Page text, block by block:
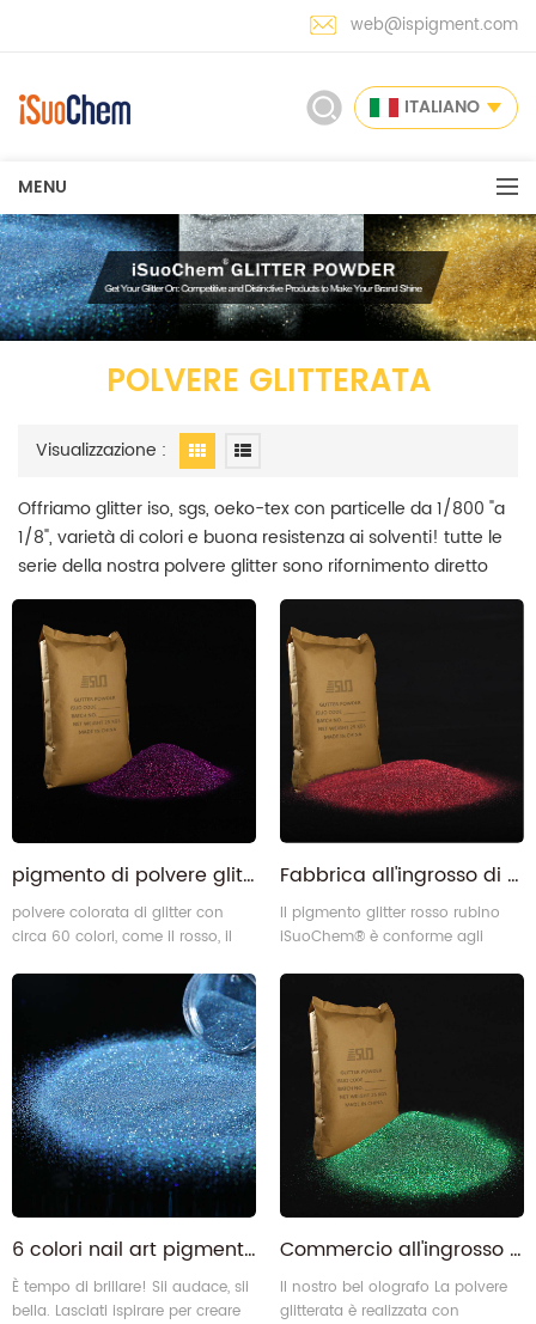
web@ispigment.com
ITALIANO
MENU
POLVERE GLITTERATA
Visualizzazione :
Offriamo glitter iso, sgs, oeko-tex con particelle da 1/800 "a
1/8", varietà di colori e buona resistenza ai solventi! tutte le
serie della nostra polvere glitter sono rifornimento diretto
della fabbrica. iSuoChem è il principale produttore di polveri
glitter in Cina.
pigmento di polvere glitter viola extra fine viola
polvere colorata di glitter con
circa 60 colori, come il rosso, il
sgs, test di estensione, buona
resistenza ai solventi, resistenza
alle alte temperature.
Fabbrica all'ingrosso di pigmenti glitterati rosso rubino senza BPA
Il pigmento glitter rosso rubino
iSuoChem® è conforme agli
REACH e OEKO-TEXT Standard
100. Essendo il principale
produttore di pigmenti glitter in
Cina, iSuoChem® ha la
responsabilità di fornire polvere di
pigmento glitter di alta qualità
6 colori nail art pigmento olografico acrilico polvere di cromo per unghie camaleonte
È tempo di brillare! Sii audace, sii
bella. Lasciati ispirare per creare
Commercio all'ingrosso Glitter nail art craft olografico PET glitter Colors
Il nostro bel olografo La polvere
glitterata è realizzata con